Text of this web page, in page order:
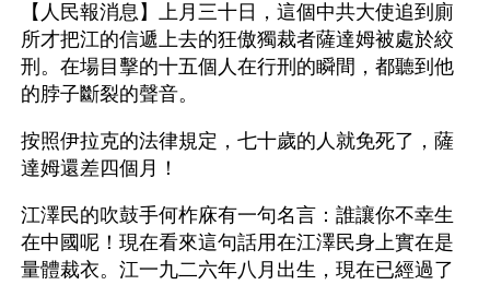
【人民報消息】上月三十日，這個中共大使追到廁
所才把江的信遞上去的狂傲獨裁者薩達姆被處於絞
刑。在場目擊的十五個人在行刑的瞬間，都聽到他
的脖子斷裂的聲音。
按照伊拉克的法律規定，七十歲的人就免死了，薩
達姆還差四個月！
江澤民的吹鼓手何柞庥有一句名言：誰讓你不幸生
在中國呢！現在看來這句話用在江澤民身上實在是
量體裁衣。江一九二六年八月出生，現在已經過了